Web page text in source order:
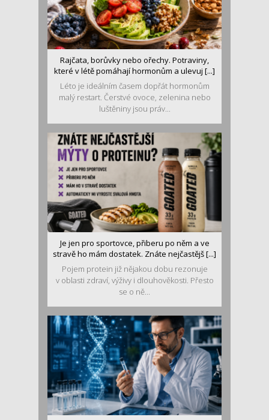
Rajčata, borůvky nebo ořechy. Potraviny,
které v létě pomáhají hormonům a ulevuj [...]
Léto je ideálním časem dopřát hormonům
malý restart. Čerstvé ovoce, zelenina nebo
luštěniny jsou práv...
Je jen pro sportovce, přiberu po něm a ve
stravě ho mám dostatek. Znáte nejčastějš [...]
Pojem protein již nějakou dobu rezonuje
v oblasti zdraví, výživy i dlouhověkosti. Přesto
se o ně...